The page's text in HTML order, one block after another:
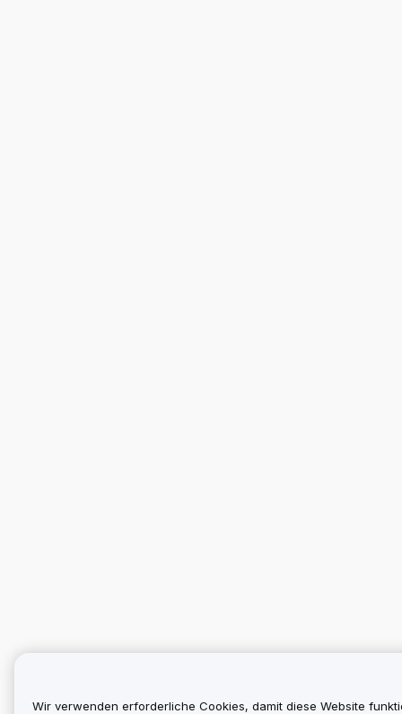
Wir verwenden erforderliche Cookies, damit diese Website